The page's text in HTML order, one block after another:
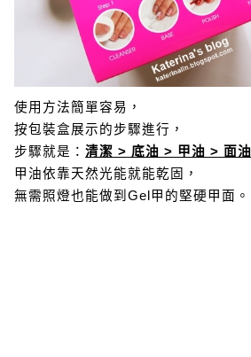
使用方法簡單容易，
按包裝盒展示的步驟進行，
步驟就是： 清潔 > 底油 > 甲油 > 面油
甲油依靠天然光能就能乾固，
無需照燈也能做到Gel甲的堅硬甲面。